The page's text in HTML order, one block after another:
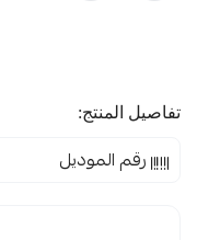
تفاصيل المنتج:
رقم الموديل